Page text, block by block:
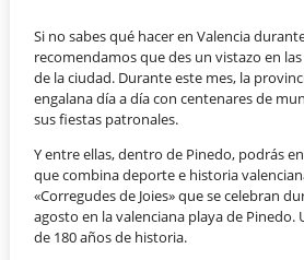
Si no sabes qué hacer en Valencia
recomendamos que des un vistazo en
de la ciudad. Durante este mes, la
engalana día a día con centenares de
sus fiestas patronales.
Y entre ellas, dentro de Pinedo, podrás
que combina deporte e historia
«Corregudes de Joies» que se celebran
agosto en la valenciana playa de Pinedo.
de 180 años de historia.